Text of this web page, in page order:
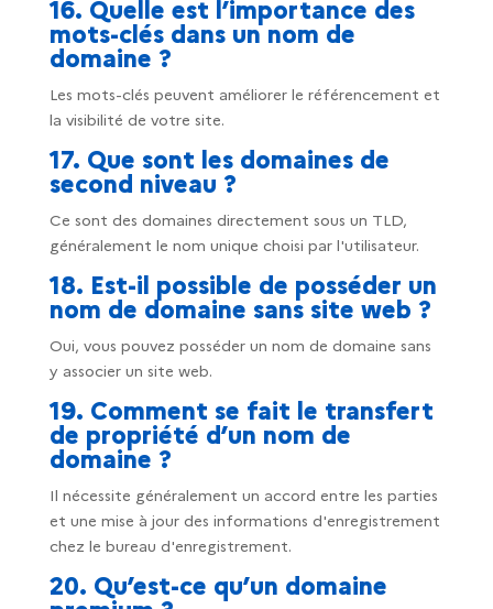
16. Quelle est l’importance des
mots-clés dans un nom de
domaine ?
Les mots-clés peuvent améliorer le référencement et
la visibilité de votre site.
17. Que sont les domaines de
second niveau ?
Ce sont des domaines directement sous un TLD,
généralement le nom unique choisi par l'utilisateur.
18. Est-il possible de posséder un
nom de domaine sans site web ?
Oui, vous pouvez posséder un nom de domaine sans
y associer un site web.
19. Comment se fait le transfert
de propriété d’un nom de
domaine ?
Il nécessite généralement un accord entre les parties
et une mise à jour des informations d'enregistrement
chez le bureau d'enregistrement.
20. Qu’est-ce qu’un domaine